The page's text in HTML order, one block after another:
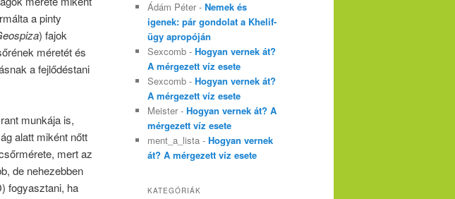
a pinty
) fajok
méretét és
a fejlődéstani
munkája is,
alatt miként nőtt
mert az
de nehezebben
fogyasztani, ha
Ádám Péter - Nemek és
igenek: pár gondolat a Khelif-
ügy apropóján
Sexcomb - Hogyan vernek át?
A mérgezett víz esete
Sexcomb - Hogyan vernek át?
A mérgezett víz esete
Meister - Hogyan vernek át? A
mérgezett víz esete
ment_a_lista - Hogyan vernek
át? A mérgezett víz esete
KATEGÓRIÁK